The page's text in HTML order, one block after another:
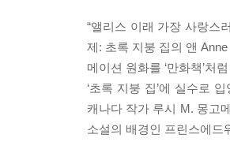
“앨리스 이래 가장 사랑스
제: 초록 지붕 집의 앤
메이션 원화를 ‘만화책’처
‘초록 지붕 집’에 실수로
캐나다 작가 루시 M. 몽고
소설의 배경인 프린스에드